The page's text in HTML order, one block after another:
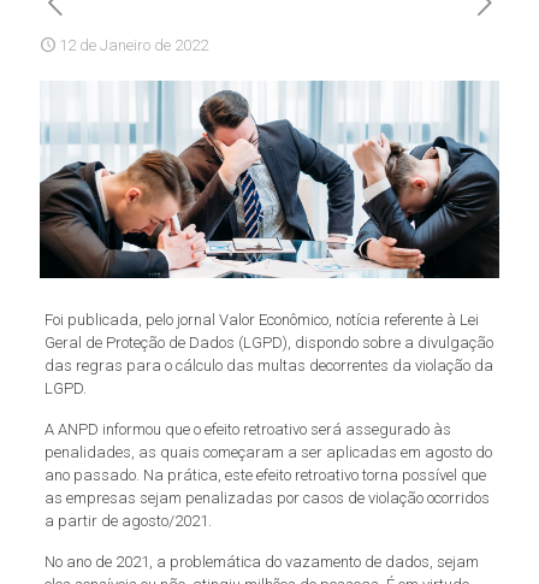
12 de Janeiro de 2022
Foi publicada, pelo jornal Valor Econômico, notícia referente à Lei
Geral de Proteção de Dados (LGPD), dispondo sobre a divulgação
das regras para o cálculo das multas decorrentes da violação da
LGPD.
A ANPD informou que o efeito retroativo será assegurado às
penalidades, as quais começaram a ser aplicadas em agosto do
ano passado. Na prática, este efeito retroativo torna possível que
as empresas sejam penalizadas por casos de violação ocorridos
a partir de agosto/2021.
No ano de 2021, a problemática do vazamento de dados, sejam